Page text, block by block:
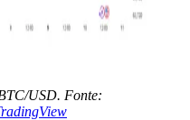
USD. Fonte: